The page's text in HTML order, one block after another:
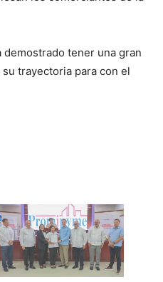
tener una gran
trayectoria para con el